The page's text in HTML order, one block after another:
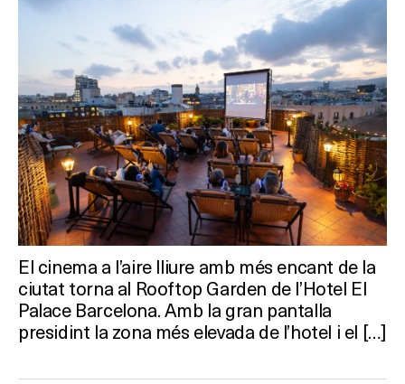
El cinema a l’aire lliure amb més encant de la
ciutat torna al Rooftop Garden de l’Hotel El
Palace Barcelona. Amb la gran pantalla
presidint la zona més elevada de l’hotel i el […]